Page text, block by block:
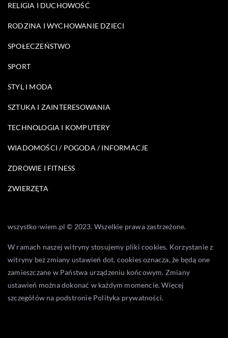
RELIGIA I DUCHOWOŚĆ
RODZINA I WYCHOWANIE DZIECI
SPOŁECZEŃSTWO
SPORT
STYL I MODA
SZTUKA I ZAINTERESOWANIA
TECHNOLOGIA I KOMPUTERY
WIADOMOŚCI / POGODA / INFORMACJE
ZDROWIE I FITNESS
ZWIERZĘTA
wszystko-wiem.pl © 2023. Wszelkie prawa zastrzeżone.
W ramach naszej witryny stosujemy pliki cookies. Korzystanie z
witryny bez zmiany ustawień dot. cookies oznacza, że będą one
zamieszczane w Państwa urządzeniu końcowym. Zmiany
ustawień można dokonać w każdym momencie. Więcej
szczegółów na podstronie Polityka prywatności.